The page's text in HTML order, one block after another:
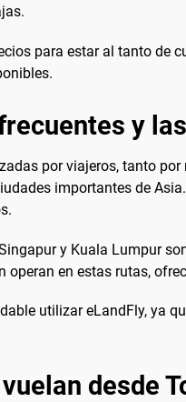
para estar al tanto
y
por viajeros, tanto
importantes de
y Kuala Lumpur
en estas rutas,
utilizar eLandFly, ya
desde